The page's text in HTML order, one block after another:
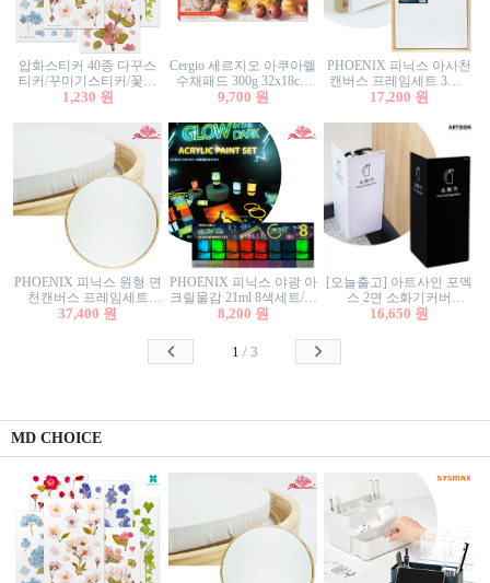
압화스티커 40종 다꾸스
티커/꾸미기스티커/꽃스
티커/압화꽃책갈피/팬시
1,230 원
Cergio 세르지오 아쿠아렐
수채패드 300g 32x18cm
12매 1면제본
9,700 원
PHOENIX 피닉스 아사천
캔버스 프레임세트 3호F
27.3x22cm 캔버스와 올림
17,200 원
PHOENIX 피닉스 원형 면
천캔버스 프레임세트
40cm/원형캔버스/플로팅
37,400 원
PHOENIX 피닉스 야광 아
크릴물감 21ml 8색세트/야
광물감
8,200 원
[오늘출고] 아트사인 포멕
스 2면 소화기커버
1470/1471/소화기커버/소
함/소화기거치대/소화기
16,650 원
1 / 3
MD CHOICE